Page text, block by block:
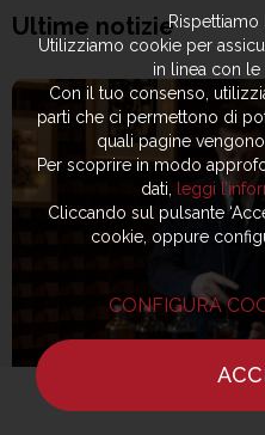
Ultime notizieRispettiamo
Utilizziamo cookie per
in linea con le
Con il tuo consenso,
parti che ci permettono di
quali pagine
Per scoprire in modo
dati,
leggi
Cliccando sul pulsante
cookie, oppure
CONFIGURA